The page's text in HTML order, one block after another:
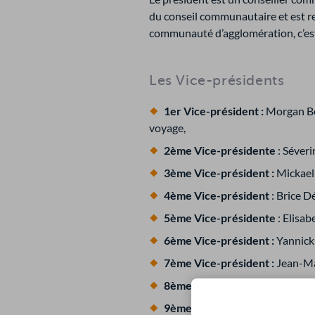
du conseil communautaire et est
communauté d’agglomération,
Les Vice-présidents
1er Vice-président : Morgan
voyage,
2ème Vice-présidente :
3ème Vice-président :
4ème Vice-président : Brice
5ème Vice-présidente :
6ème Vice-président :
7ème Vice-président : Jean-
8ème Vice-président
9ème Vice-président :